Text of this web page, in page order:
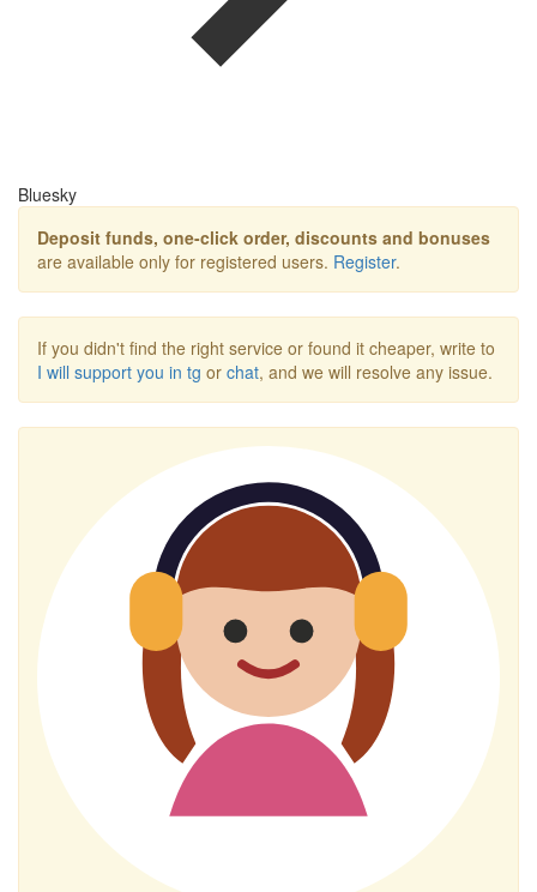
Bluesky
Deposit funds, one-click order, discounts and bonuses
are available only for registered users. Register.
If you didn't find the right service or found it cheaper, write to
I will support you in tg or chat, and we will resolve any issue.